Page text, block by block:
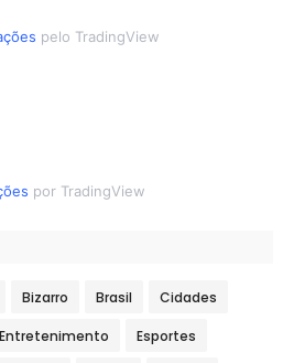
pelo TradingView
por TradingView
Bizarro Brasil Cidades
Entretenimento Esportes